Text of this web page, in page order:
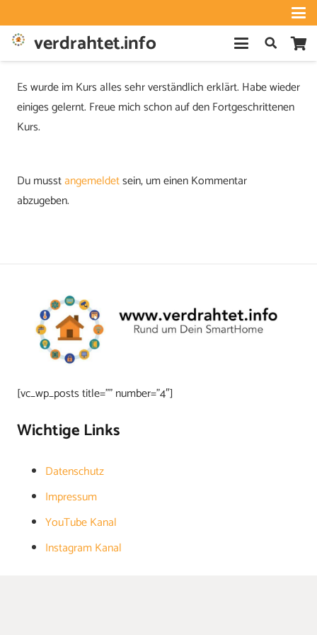
verdrahtet.info
Es wurde im Kurs alles sehr verständlich erklärt. Habe wieder
einiges gelernt. Freue mich schon auf den Fortgeschrittenen
Kurs.
Du musstangemeldetsein, um einen Kommentar
abzugeben.
[vc_wp_posts title=”” number=”4″]
Wichtige Links
Datenschutz
Impressum
YouTube Kanal
Instagram Kanal